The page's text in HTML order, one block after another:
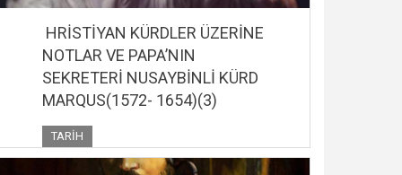
HRİSTİYAN KÜRDLER ÜZERİNE
NOTLAR VE PAPA’NIN
SEKRETERİ NUSAYBİNLİ KÜRD
MARQUS(1572- 1654)(3)
TARIH